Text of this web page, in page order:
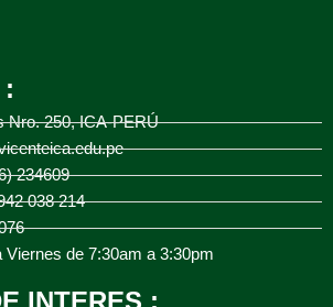
Nro. 250, ICA-PERÚ
234609
038 214
Viernes de 7:30am a 3:30pm